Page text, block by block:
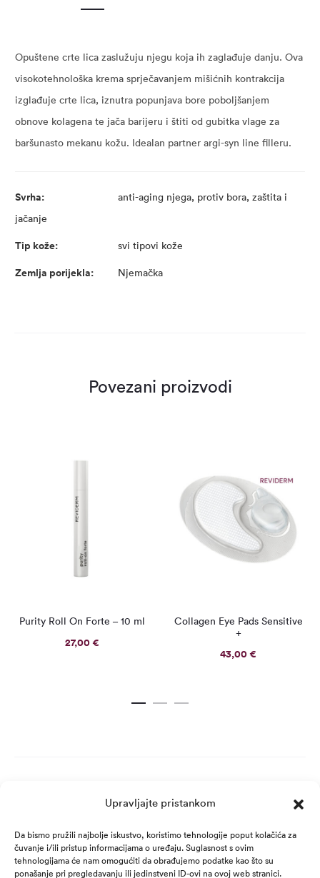
Upravljajte pristankom
Da bismo pružili najbolje iskustvo, koristimo tehnologije poput kolačića za
čuvanje i/ili pristup informacijama o uređaju. Suglasnost s ovim
tehnologijama će nam omogućiti da obrađujemo podatke kao što su
ponašanje pri pregledavanju ili jedinstveni ID-ovi na ovoj web stranici.
Opuštene crte lica zaslužuju njegu koja ih zaglađuje danju. Ova
visokotehnološka krema sprječavanjem mišićnih kontrakcija
izglađuje crte lica, iznutra popunjava bore poboljšanjem
obnove kolagena te jača barijeru i štiti od gubitka vlage za
baršunasto mekanu kožu. Idealan partner argi-syn line filleru.
Svrha:
anti-aging njega, protiv bora, zaštita i
jačanje
Tip kože: svi tipovi kože
Zemlja porijekla: Njemačka
Povezani proizvodi
Purity Roll On Forte – 10 ml
27,00€
Collagen Eye Pads Sensitive
+
43,00€